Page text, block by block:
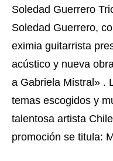
Soledad Guerrero
Soledad Guerrero,
eximia guitarrista
acústico y nueva
a Gabriela Mistral» .
temas escogidos y
talentosa artista
promoción se titula: